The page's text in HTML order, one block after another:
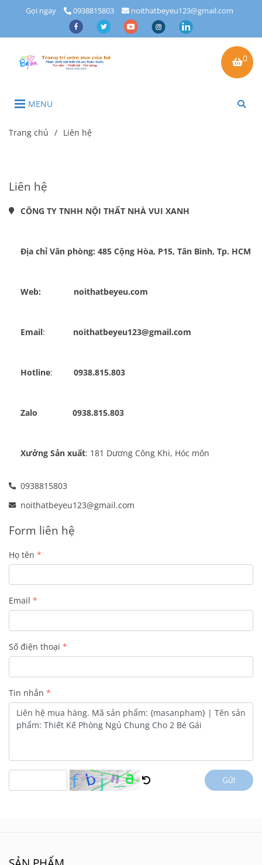
Gọi ngay 0938815803 noithatbeyeu123@gmail.com
0
MENU
Trang chủ / Liên hệ
Liên hệ
CÔNG TY TNHH NỘI THẤT NHÀ VUI XANH
Địa chỉ Văn phòng: 485 Cộng Hòa, P15, Tân Bình, Tp. HCM
Web:              noithatbeyeu.com
Email: noithatbeyeu123@gmail.com
Hotline: 0938.815.803
Zalo 0938.815.803
Xưởng Sản xuất: 181 Dương Công Khi, Hóc môn
0938815803
noithatbeyeu123@gmail.com
Form liên hệ
Họ tên
Email
Số điện thoại
Tin nhắn
Gửi